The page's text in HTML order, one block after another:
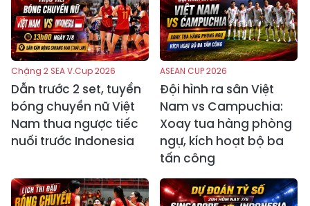
Chặng 2 SEA V.Cup 2026
Dẫn trước 2 set, tuyển
bóng chuyền nữ Việt
Nam thua ngược tiếc
nuối trước Indonesia
ASEAN CUP 2026
Đội hình ra sân Việt
Nam vs Campuchia:
Xoay tua hàng phòng
ngự, kích hoạt bộ ba
tấn công